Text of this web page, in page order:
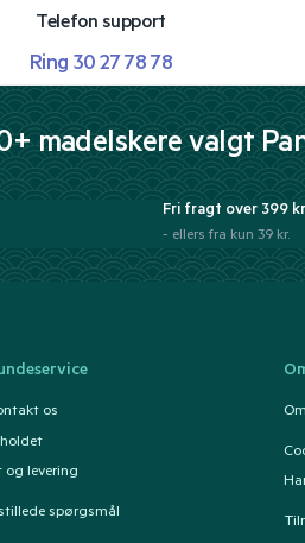
Telefon support
Ring 30 27 78 78
madelskere valgt
Fri fragt over 399
- ellers fra kun 39 kr.
os
og levering
spørgsmål